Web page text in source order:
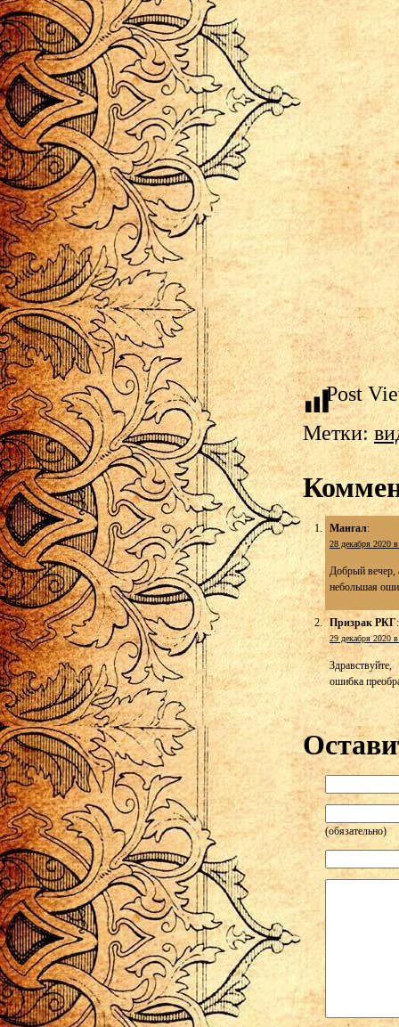
Post
Метки:
Мангал:
28 декабря 2020
Добрый вечер,
небольшая
Призрак РКГ:
29 декабря 2020
Здравствуйте,
ошибка
(обязательно)